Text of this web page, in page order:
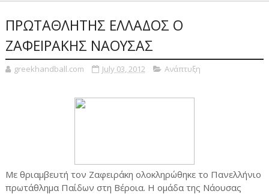
ΠΡΩΤΑΘΛΗΤΗΣ ΕΛΛΑΔΟΣ Ο
ΖΑΦΕΙΡΑΚΗΣ ΝΑΟΥΣΑΣ
greekhandball.com July 03, 2012 Ανάπτυξη
Με θριαμβευτή τον Ζαφειράκη ολοκληρώθηκε το Πανελλήνιο
πρωτάθλημα Παίδων στη Βέροια. Η ομάδα της Νάουσας